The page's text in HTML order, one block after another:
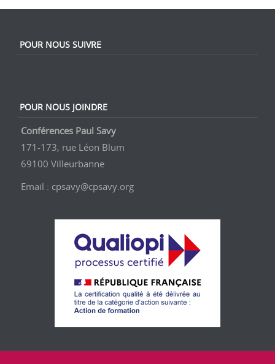
POUR NOUS SUIVRE
POUR NOUS JOINDRE
Conférences Paul Savy
171-173, rue Léon Blum
69100 Villeurbanne
Email : cpsavy@cpsavy.org